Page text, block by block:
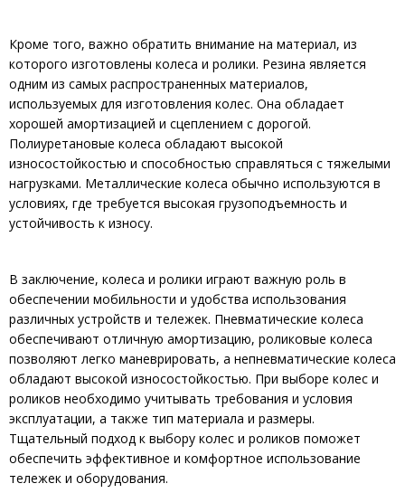
Кроме того, важно обратить внимание на материал, из
которого изготовлены колеса и ролики. Резина является
одним из самых распространенных материалов,
используемых для изготовления колес. Она обладает
хорошей амортизацией и сцеплением с дорогой.
Полиуретановые колеса обладают высокой
износостойкостью и способностью справляться с тяжелыми
нагрузками. Металлические колеса обычно используются в
условиях, где требуется высокая грузоподъемность и
устойчивость к износу.
В заключение, колеса и ролики играют важную роль в
обеспечении мобильности и удобства использования
различных устройств и тележек. Пневматические колеса
обеспечивают отличную амортизацию, роликовые колеса
позволяют легко маневрировать, а непневматические колеса
обладают высокой износостойкостью. При выборе колес и
роликов необходимо учитывать требования и условия
эксплуатации, а также тип материала и размеры.
Тщательный подход к выбору колес и роликов поможет
обеспечить эффективное и комфортное использование
тележек и оборудования.